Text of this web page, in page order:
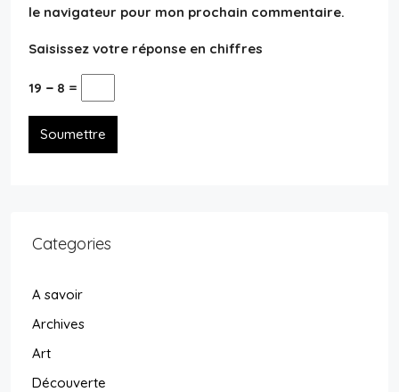
le navigateur pour mon prochain commentaire.
Saisissez votre réponse en chiffres
19 − 8 =
Soumettre
Categories
A savoir
Archives
Art
Découverte